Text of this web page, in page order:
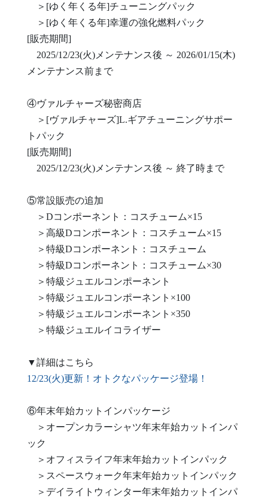
＞[ゆく年くる年]チューニングパック
＞[ゆく年くる年]幸運の強化燃料パック
[販売期間]
2025/12/23(火)メンテナンス後 ～ 2026/01/15(木)
メンテナンス前まで
④ヴァルチャーズ秘密商店
＞[ヴァルチャーズ]L.ギアチューニングサポー
トパック
[販売期間]
2025/12/23(火)メンテナンス後 ～ 終了時まで
⑤常設販売の追加
＞Dコンポーネント：コスチューム×15
＞高級Dコンポーネント：コスチューム×15
＞特級Dコンポーネント：コスチューム
＞特級Dコンポーネント：コスチューム×30
＞特級ジュエルコンポーネント
＞特級ジュエルコンポーネント×100
＞特級ジュエルコンポーネント×350
＞特級ジュエルイコライザー
▼詳細はこちら
12/23(火)更新！オトクなパッケージ登場！
⑥年末年始カットインパッケージ
＞オープンカラーシャツ年末年始カットインパ
ック
＞オフィスライフ年末年始カットインパック
＞スペースウォーク年末年始カットインパック
＞デイライトウィンター年末年始カットインパ